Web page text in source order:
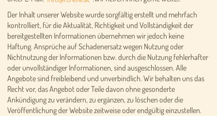
Der Inhalt unserer Website wurde sorgfältig erstellt und mehrfach
kontrolliert, für die Aktualität, Richtigkeit und Vollständigkeit der
bereitgestellten Informationen übernehmen wir jedoch keine
Haftung. Ansprüche auf Schadenersatz wegen Nutzung oder
Nichtnutzung der Informationen bzw. durch die Nutzung fehlerhafter
oder unvollständiger Informationen, sind ausgeschlossen. Alle
Angebote sind freibleibend und unverbindlich. Wir behalten uns das
Recht vor, das Angebot oder Teile davon ohne gesonderte
Ankündigung zu verändern, zu ergänzen, zu löschen oder die
Veröffentlichung der Website zeitweise oder endgültig einzustellen.